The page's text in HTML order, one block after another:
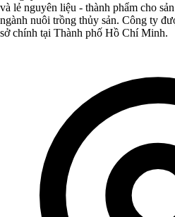
và lẻ nguyên liệu - thành phẩm cho
ngành nuôi trồng thủy sản. Công ty
sở chính tại Thành phố Hồ Chí Minh.